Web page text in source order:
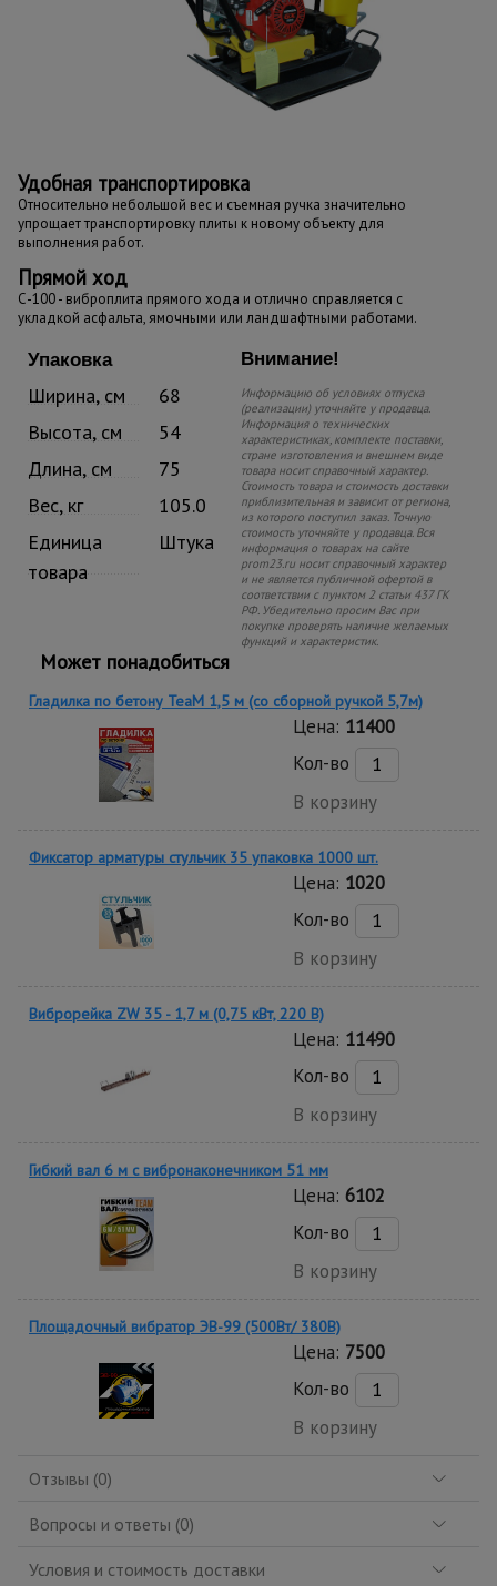
Удобная транспортировка
Относительно небольшой вес и съемная ручка значительно
упрощает транспортировку плиты к новому объекту для
выполнения работ.
Прямой ход
С-100 - виброплита прямого хода и отлично справляется с
укладкой асфальта, ямочными или ландшафтными работами.
Упаковка
Ширина, см
68
Высота, см
54
Длина, см
75
Вес, кг
105.0
Единица
товара
Штука
Внимание!
Информацию об условиях отпуска
(реализации) уточняйте у продавца.
Информация о технических
характеристиках, комплекте поставки,
стране изготовления и внешнем виде
товара носит справочный характер.
Стоимость товара и стоимость доставки
приблизительная и зависит от региона,
из которого поступил заказ. Точную
стоимость уточняйте у продавца. Вся
информация о товарах на сайте
prom23.ru носит справочный характер
и не является публичной офертой в
соответствии с пунктом 2 статьи 437 ГК
РФ. Убедительно просим Вас при
покупке проверять наличие желаемых
функций и характеристик.
Может понадобиться
Гладилка по бетону TeaM 1,5 м (со сборной ручкой 5,7м)
Цена: 11400
Кол-во
В корзину
Фиксатор арматуры стульчик 35 упаковка 1000 шт.
Цена: 1020
Кол-во
В корзину
Виброрейка ZW 35 - 1,7 м (0,75 кВт, 220 В)
Цена: 11490
Кол-во
В корзину
Гибкий вал 6 м с вибронаконечником 51 мм
Цена: 6102
Кол-во
В корзину
Площадочный вибратор ЭВ-99 (500Вт/ 380В)
Цена: 7500
Кол-во
В корзину
Отзывы (0)
Вопросы и ответы (0)
Условия и стоимость доставки